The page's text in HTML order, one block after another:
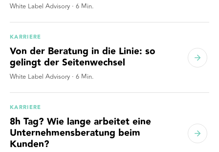
White Label Advisory · 6 Min.
KARRIERE
Von der Beratung in die Linie: so
gelingt der Seitenwechsel
White Label Advisory · 6 Min.
KARRIERE
8h Tag? Wie lange arbeitet eine
Unternehmensberatung beim
Kunden?